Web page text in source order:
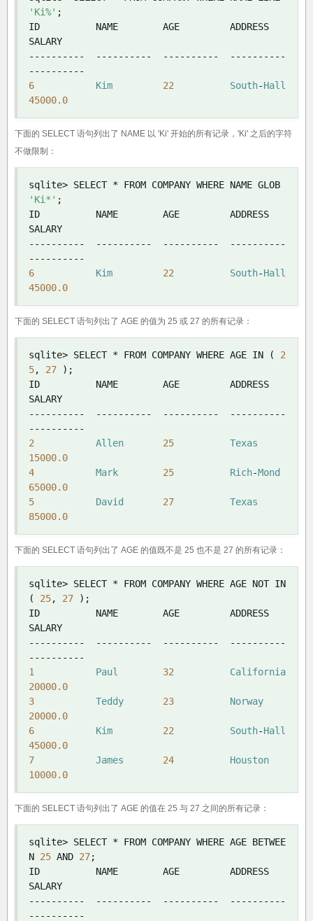
'Ki%' ;
ID          NAME        AGE         ADDRESS
----------
---------- ----------
----------
----------
6
Kim 22 South-Hall
45000.0
下面的 SELECT 语句列出了 NAME 以 'Ki' 开始的所有记录，'Ki' 之后的字符
不做限制：
sqlite> SELECT *
'Ki*' ;
ID          NAME        AGE         ADDRESS
----------
---------- ----------
----------
----------
6
Kim 22 South-Hall
45000.0
下面的 SELECT 语句列出了 AGE 的值为 25 或 27 的所有记录：
sqlite> SELECT * FROM COMPANY WHERE AGE IN (
2
5, 27
);
ID          NAME        AGE         ADDRESS
----------
---------- ----------
----------
----------
2
Allen 25
Texas
15000.0
4
Mark 25 Rich-Mond
65000.0
5
David 27
Texas
85000.0
下面的 SELECT 语句列出了 AGE 的值既不是 25 也不是 27 的所有记录：
sqlite> SELECT *
(
25, 27
);
ID          NAME        AGE         ADDRESS
----------
---------- ----------
----------
----------
1
Paul 32
California
20000.0
3
Teddy 23
Norway
20000.0
6
Kim 22 South-Hall
45000.0
7
James 24
Houston
10000.0
下面的 SELECT 语句列出了 AGE 的值在 25 与 27 之间的所有记录：
sqlite> SELECT * FROM COMPANY WHERE AGE BETWEE
N 25 AND 27;
ID          NAME        AGE         ADDRESS
----------
---------- ----------
----------
----------